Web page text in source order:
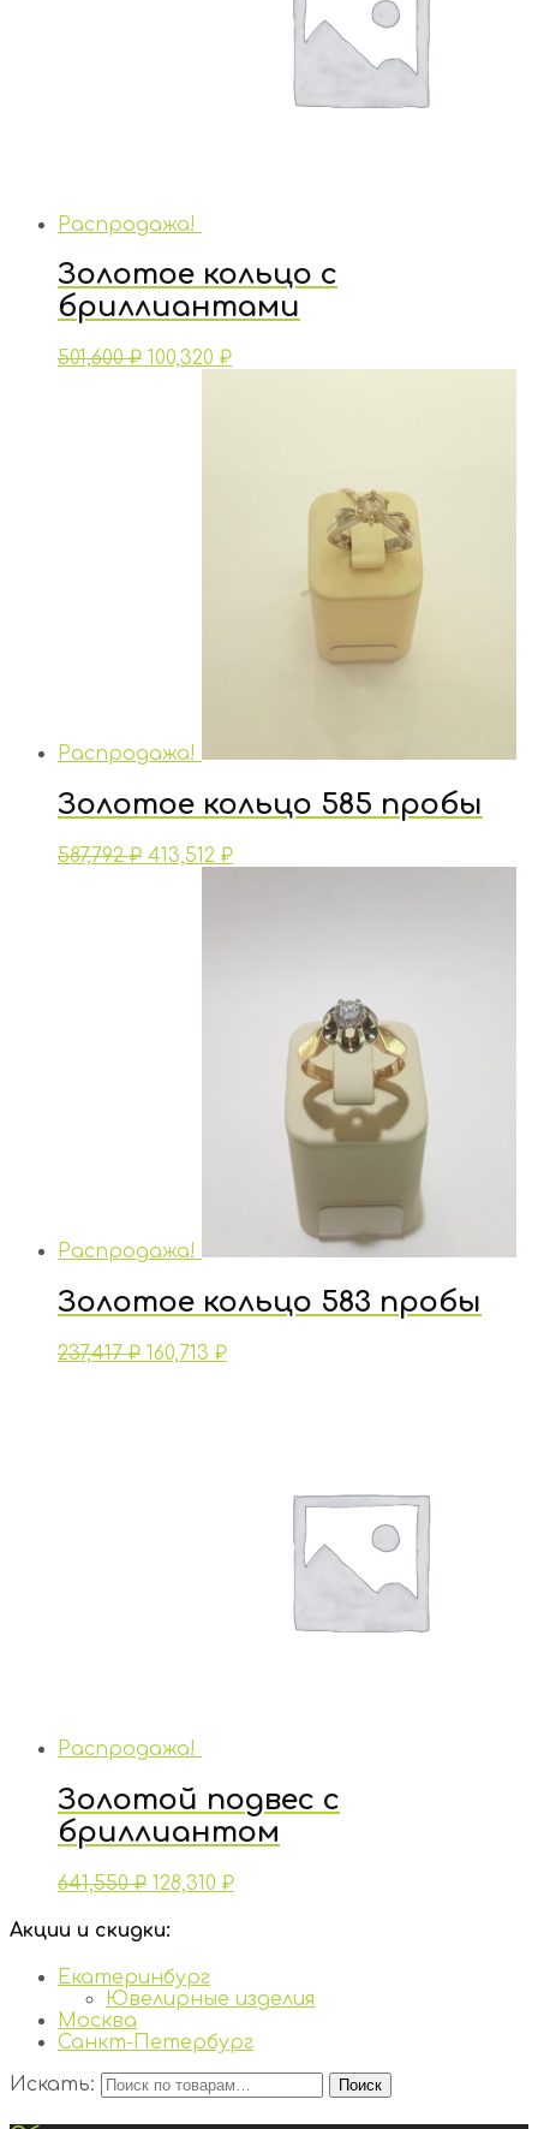
Распродажа!
Золотое кольцо с
бриллиантами
501,600₽ 100,320 ₽
Распродажа!
Золотое кольцо 585 пробы
587,792₽ 413,512 ₽
Распродажа!
Золотое кольцо 583 пробы
237,417₽ 160,713 ₽
Распродажа!
Золотой подвес с
бриллиантом
641,550₽ 128,310 ₽
Акции и скидки:
Екатеринбург
Ювелирные изделия
Москва
Санкт-Петербург
Искать:
Поиск